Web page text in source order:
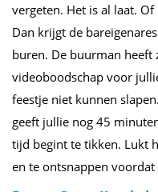
vergeten. Het is al laat.
Dan krijgt de
buren. De buurman heeft
videoboodschap voor
feestje niet kunnen
geeft jullie nog 45
tijd begint te tikken. Lukt
en te ontsnappen